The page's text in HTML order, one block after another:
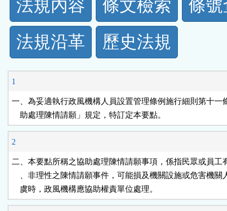
規
功
能
按
鈕
法規內容 條文檢索
條
法規沿革
歷史法規
1
一、為妥適執行政風機構人員設置管理條例施行細則第十一
    助處理陳情請願」規定，特訂定本要點。
2
二、本要點所稱之協助處理陳情請願事項，係指民眾或員工
、非理性之陳情請願事件，可能損及機關設施或危害機關
    虞時，政風機構應協助權責單位處理。